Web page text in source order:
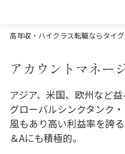
高年収・ハイクラス転職ならタイ
アカウントマネー
アジア、米国、欧州など
グローバルシンクタンク
風もあり高い利益率を誇
＆Aにも積極的。